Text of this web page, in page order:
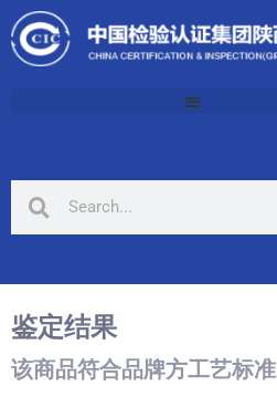
鉴定结果
该商品符合品牌方工艺标准